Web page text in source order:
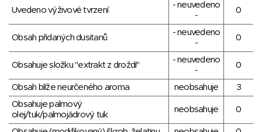
Uvedeno výživové tvrzení
- neuvedeno
-
0
Obsah přidaných dusitanů
- neuvedeno
-
0
Obsahuje složku "extrakt z droždí"
- neuvedeno
-
0
Obsah blíže neurčeného aroma neobsahuje
3
Obsahuje palmový
olej/tuk/palmojádrový tuk
neobsahuje 0